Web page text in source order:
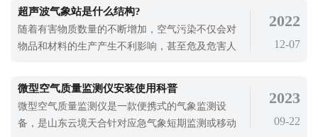
平，而且保证了人们的日常生产和生活中对气象的
监测。
超声波气象站是什么结构?
随着有害物质数量的不断增加，空气污染不仅会对
物品和材料的生产产生不利影响，甚至危及危害人
圾、汽车尾气排放、核爆炸等。对空气中污染物质
的监测需要使用先进的仪器，比如超声波气象站来
进行实时监测。超声波气象站是一款可以对
2022
12-07
微型空气质量监测仪安装使用科普
微型空气质量监测仪是一款便携式的气象监测设
备，是山东云境天合针对应急气象短期监测或移动
2023
09-22